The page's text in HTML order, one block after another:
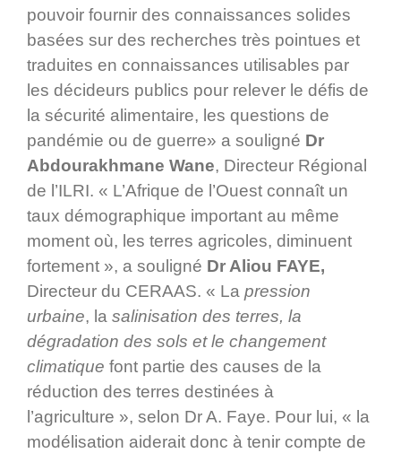
pouvoir fournir des connaissances solides
basées sur des recherches très pointues et
traduites en connaissances utilisables par
les décideurs publics pour relever le défis de
la sécurité alimentaire, les questions de
pandémie ou de guerre» a souligné Dr
Abdourakhmane Wane, Directeur Régional
de l’ILRI. « L’Afrique de l’Ouest connaît un
taux démographique important au même
moment où, les terres agricoles, diminuent
fortement », a souligné Dr Aliou FAYE,
Directeur du CERAAS. « La pression
urbaine, la salinisation des terres, la
dégradation des sols et le changement
climatique font partie des causes de la
réduction des terres destinées à
l’agriculture », selon Dr A. Faye. Pour lui, « la
modélisation aiderait donc à tenir compte de